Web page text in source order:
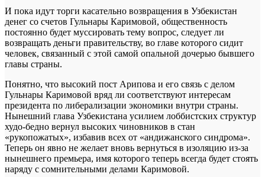
И пока идут торги касательно возвращения в Узбекистан
денег со счетов Гульнары Каримовой, общественность
постоянно будет муссировать тему вопрос, следует ли
возвращать деньги правительству, во главе которого сидит
человек, связанный с этой самой опальной дочерью бывшего
главы страны.
Понятно, что высокий пост Арипова и его связь с делом
Гульнары Каримовой вряд ли соответствуют интересам
президента по либерализации экономики внутри страны.
Нынешний глава Узбекистана усилием лоббистских структур
худо-бедно вернул высоких чиновников в стан
«рукопожатых», избавив всех от «андижанского синдрома».
Теперь он явно не желает вновь вернуться в изоляцию из-за
нынешнего премьера, имя которого теперь всегда будет стоять
наряду с сомнительными делами Каримовой.